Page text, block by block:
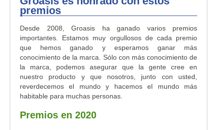
premios
Desde 2008, Groasis ha ganado varios premios
importantes. Estamos muy orgullosos de cada premio
que hemos ganado y esperamos ganar más
conocimiento de la marca. Sólo con más conocimiento de
la marca, podemos asegurar que la gente cree en
nuestro producto y que nosotros, junto con usted,
reverdecemos el mundo y hacemos el mundo más
habitable para muchas personas.
Premios en 2020